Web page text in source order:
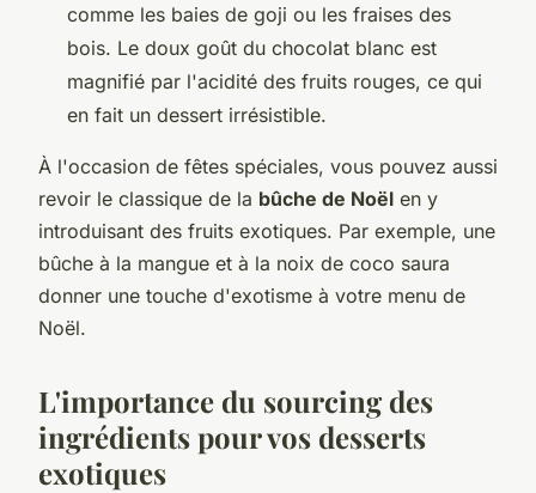
comme les baies de goji ou les fraises des
bois. Le doux goût du chocolat blanc est
magnifié par l'acidité des fruits rouges, ce qui
en fait un dessert irrésistible.
À l'occasion de fêtes spéciales, vous pouvez aussi
revoir le classique de la bûche de Noël en y
introduisant des fruits exotiques. Par exemple, une
bûche à la mangue et à la noix de coco saura
donner une touche d'exotisme à votre menu de
Noël.
L'importance du sourcing des
ingrédients pour vos desserts
exotiques